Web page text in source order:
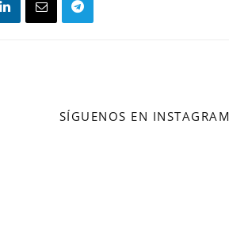
SÍGUENOS EN INSTAGRAM